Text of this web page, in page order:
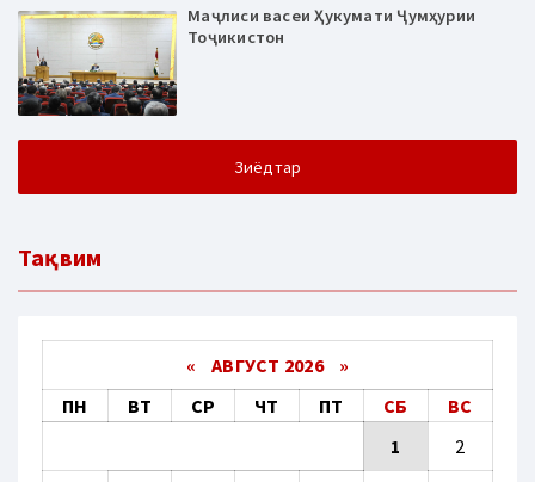
Маҷлиси васеи Ҳукумати Ҷумҳурии
Тоҷикистон
Зиёдтар
Тақвим
« АВГУСТ 2026 »
ПН
ВТ СР ЧТ ПТ СБ
ВС
1
2